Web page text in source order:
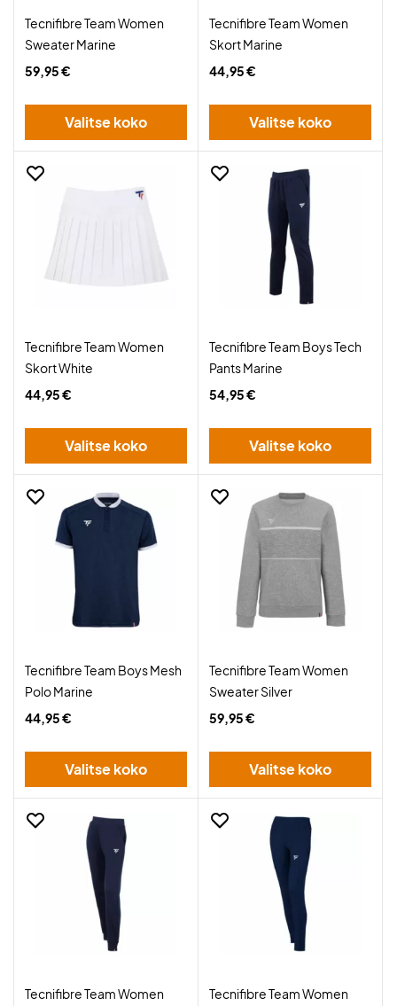
Tecnifibre Team Women
Sweater Marine
59,95 €
Valitse koko
Tecnifibre Team Women
Skort Marine
44,95 €
Valitse koko
Tecnifibre Team Women
Skort White
44,95 €
Valitse koko
Tecnifibre Team Boys Tech
Pants Marine
54,95 €
Valitse koko
Tecnifibre Team Boys Mesh
Polo Marine
44,95 €
Valitse koko
Tecnifibre Team Women
Sweater Silver
59,95 €
Valitse koko
Tecnifibre Team Women
Tecnifibre Team Women